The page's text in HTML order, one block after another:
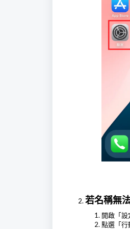
若名稱無
開啟「
點選「行